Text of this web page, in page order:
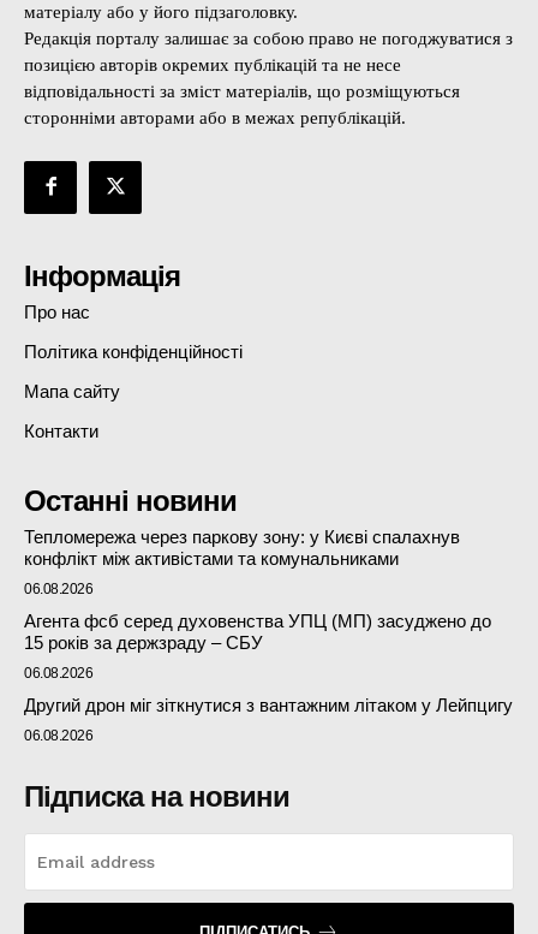
матеріалу або у його підзаголовку.
Редакція порталу залишає за собою право не погоджуватися з
позицією авторів окремих публікацій та не несе
відповідальності за зміст матеріалів, що розміщуються
сторонніми авторами або в межах републікацій.
Інформація
Про нас
Політика конфіденційності
Мапа сайту
Контакти
Останні новини
Тепломережа через паркову зону: у Києві спалахнув
конфлікт між активістами та комунальниками
06.08.2026
Агента фсб серед духовенства УПЦ (МП) засуджено до
15 років за держзраду – СБУ
06.08.2026
Другий дрон міг зіткнутися з вантажним літаком у Лейпцигу
06.08.2026
Підписка на новини